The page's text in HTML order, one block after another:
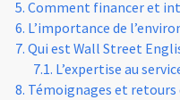
Comment financer et
L’importance de
Qui est Wall Street
L’expertise au
Témoignages et retours